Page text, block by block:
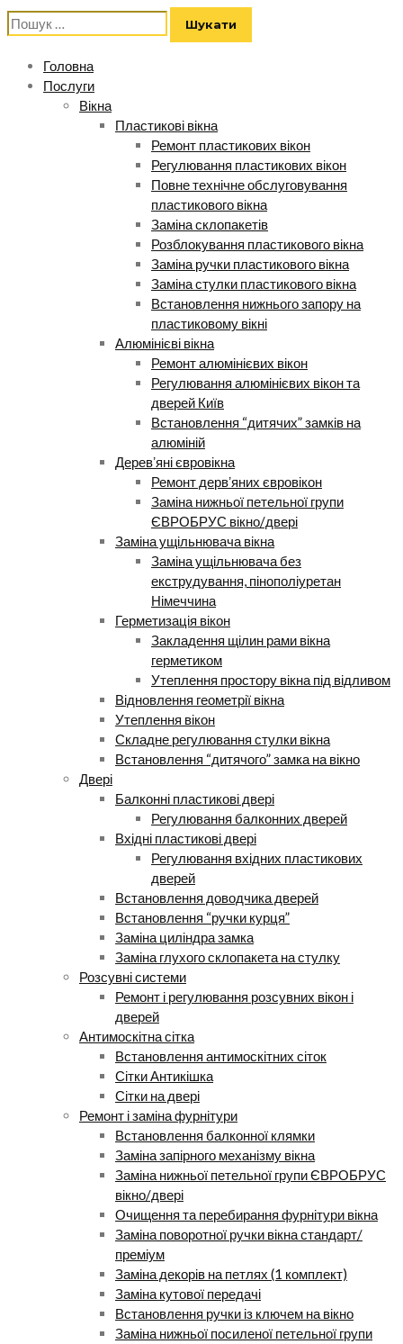
Пошук:
Головна
Послуги
Вікна
Пластикові вікна
Ремонт пластикових вікон
Регулювання пластикових вікон
Повне технічне обслуговування
пластикового вікна
Заміна склопакетів
Розблокування пластикового вікна
Заміна ручки пластикового вікна
Заміна стулки пластикового вікна
Встановлення нижнього запору на
пластиковому вікні
Алюмінієві вікна
Ремонт алюмінієвих вікон
Регулювання алюмінієвих вікон та
дверей Київ
Встановлення “дитячих” замків на
алюміній
Деревʼяні євровікна
Ремонт дервʼяних євровікон
Заміна нижньої петельної групи
ЄВРОБРУС вікно/двері
Заміна ущільнювача вікна
Заміна ущільнювача без
екструдування, пінополіуретан
Німеччина
Герметизація вікон
Закладення щілин рами вікна
герметиком
Утеплення простору вікна під відливом
Відновлення геометрії вікна
Утеплення вікон
Складне регулювання стулки вікна
Встановлення “дитячого” замка на вікно
Двері
Балконні пластикові двері
Регулювання балконних дверей
Вхідні пластикові двері
Регулювання вхідних пластикових
дверей
Встановлення доводчика дверей
Встановлення “ручки курця”
Заміна циліндра замка
Заміна глухого склопакета на стулку
Розсувні системи
Ремонт і регулювання розсувних вікон і
дверей
Антимоскітна сітка
Встановлення антимоскітних сіток
Сітки Антикішка
Сітки на двері
Ремонт і заміна фурнітури
Встановлення балконної клямки
Заміна запірного механізму вікна
Заміна нижньої петельної групи ЄВРОБРУС
вікно/двері
Очищення та перебирання фурнітури вікна
Заміна поворотної ручки вікна стандарт/
преміум
Заміна декорів на петлях (1 комплект)
Заміна кутової передачі
Встановлення ручки із ключем на вікно
Заміна нижньої посиленої петельної групи